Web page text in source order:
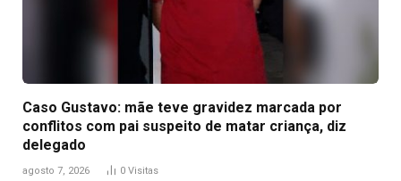
Caso Gustavo: mãe teve gravidez marcada por
conflitos com pai suspeito de matar criança, diz
delegado
agosto 7, 2026 0 Visitas